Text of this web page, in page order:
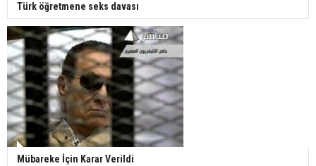
Türk öğretmene seks davası
Mübareke İçin Karar Verildi